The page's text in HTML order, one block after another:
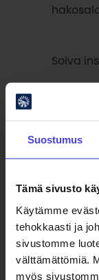
Suostumus
Tämä sivusto
Käytämme
tehokkaasti ja
sivustomme
välttämättömiä.
myös
Soiva
Ti